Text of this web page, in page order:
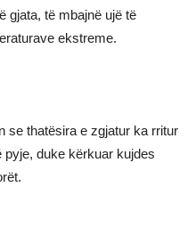
gjata, të mbajnë ujë të
ekstreme.
se thatësira e zgjatur ka rritur
duke kërkuar kujdes